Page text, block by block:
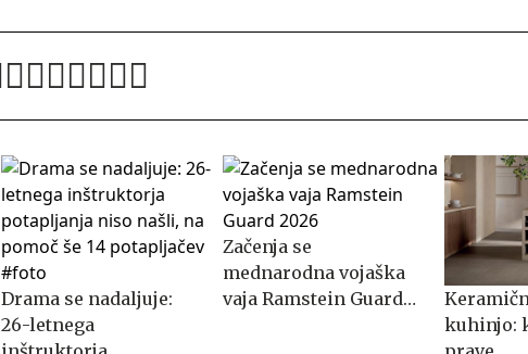
Drama se nadaljuje:
26-letnega
Začenja se
mednarodna vojaška
vaja Ramstein Guard
kuhinjo: